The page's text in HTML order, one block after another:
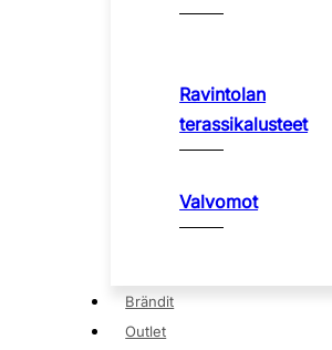
Ravintolan
terassikalusteet
Valvomot
Brändit
Outlet